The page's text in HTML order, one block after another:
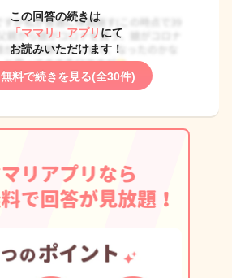
この回答の続きは
「ママリ」アプリ にて
お読みいただけます！
無料で続きを見る(全30件)